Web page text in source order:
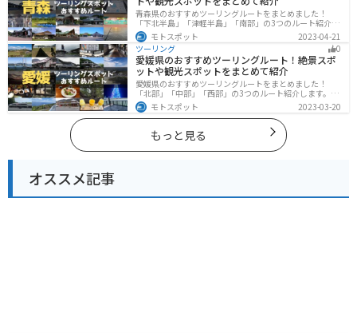
青森県のおすすめツーリングルートをまとめました！
「下北半島」「津軽半島」「南部」の3つのルート紹介し
ます。自然に恵まれた風光明媚な景色や歴史文化に触れ
られる観光スポットが多くあります。バイクで青森県に
ツーリングに行く際は参考にしてください。
モトスポット
2023-04-21
ツーリング
0
愛媛県のおすすめツーリングルート！絶景スポ
ットや観光スポットをまとめて紹介
愛媛県のおすすめツーリングルートをまとめました！
「北部」「中部」「西部」の3つのルート紹介します。山
や海といった自然だけでなく、気軽に渡れる島もあり
様々な楽しみ方ができます。バイクで愛媛県にツーリン
グに行く際は参考にしてください。
モトスポット 2023-03-20
もっと見る
オススメ記事